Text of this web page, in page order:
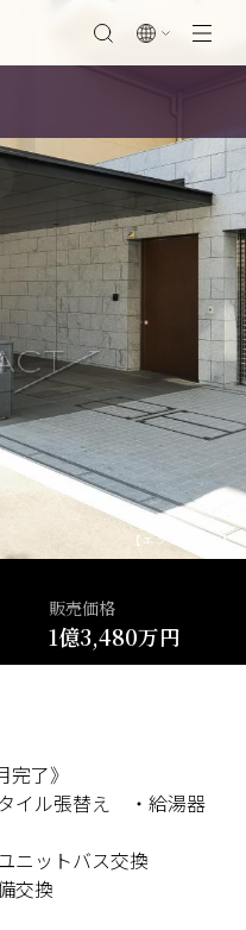
【エントランス】
販売価格
1億3,480万円
了》
イル張替え ・給湯器
ニットバス交換
交換